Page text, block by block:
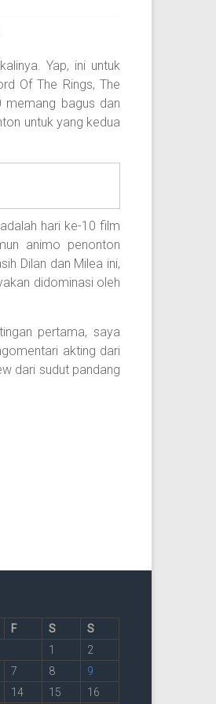
Yap, ini untuk
Of The Rings, The
memang bagus dan
untuk yang kedua
hari ke-10 film
animo penonton
Dilan dan Milea ini,
didominasi oleh
pertama, saya
akting dari
dari sudut pandang
F S
S
1
2
7 8
9
14 15 16